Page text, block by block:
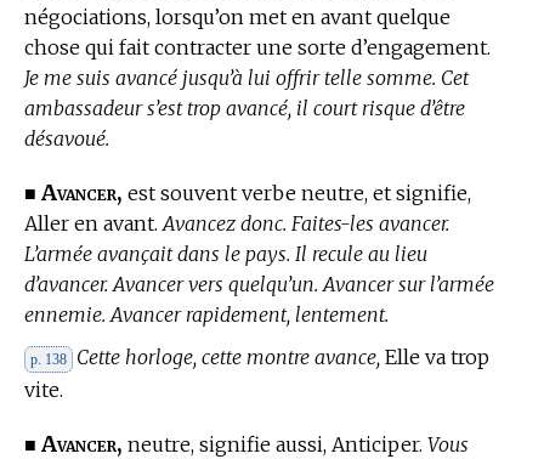
négociations, lorsqu’on met en avant quelque
chose qui fait contracter une sorte d’engagement.
Je me suis avancé jusqu’à lui offrir telle somme. Cet
ambassadeur s’est trop avancé, il court risque d’être
désavoué.
■ Avancer, est souvent verbe neutre, et signifie,
Aller en avant. Avancez donc. Faites-les avancer.
L’armée avançait dans le pays. Il recule au lieu
d’avancer. Avancer vers quelqu’un. Avancer sur l’armée
ennemie. Avancer rapidement, lentement.
p. 138 Cette horloge, cette montre avance, Elle va trop
vite.
■ Avancer, neutre, signifie aussi, Anticiper. Vous